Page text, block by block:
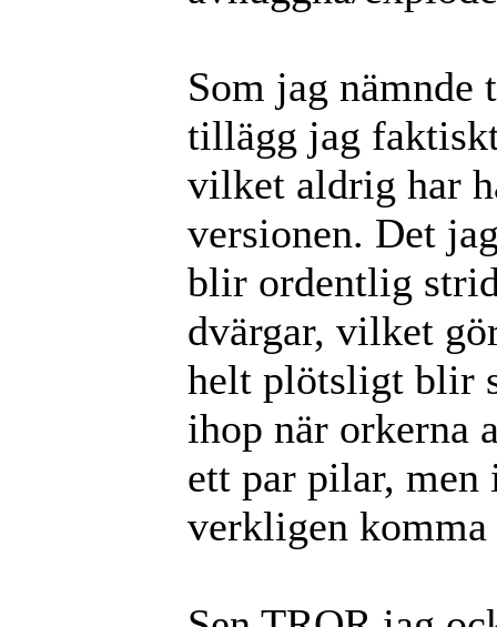
Som jag nämnde
tillägg jag
vilket aldrig har
versionen. Det
blir ordentlig
dvärgar, vilket
helt plötsligt blir
ihop när orkerna
ett par pilar, men
verkligen